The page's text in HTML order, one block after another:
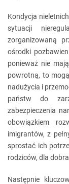
Kondycja
sytuacji
zorganizowaną
ośrodki
ponieważ nie
powrotną, to
nadużycia i
państw do
zabezpieczenia
obowiązkiem
imigrantów, z
sprostać ich
rodziców, dla
Następnie